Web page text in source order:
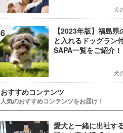
犬
6
【2023年版】福島県
と入れるドッグラン
SAPA一覧をご紹介！
犬
おすすめコンテンツ
人気のおすすめコンテンツをお届け！
愛犬と一緒に出社す